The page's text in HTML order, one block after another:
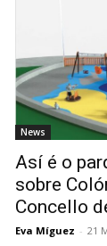
News
Así é o
sobre
Concello
Eva Míguez - 21